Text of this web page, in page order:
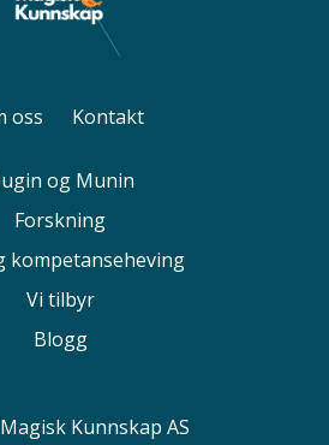
oss Kontakt
og Munin
Forskning
kompetanseheving
Vi tilbyr
Blogg
Kunnskap AS